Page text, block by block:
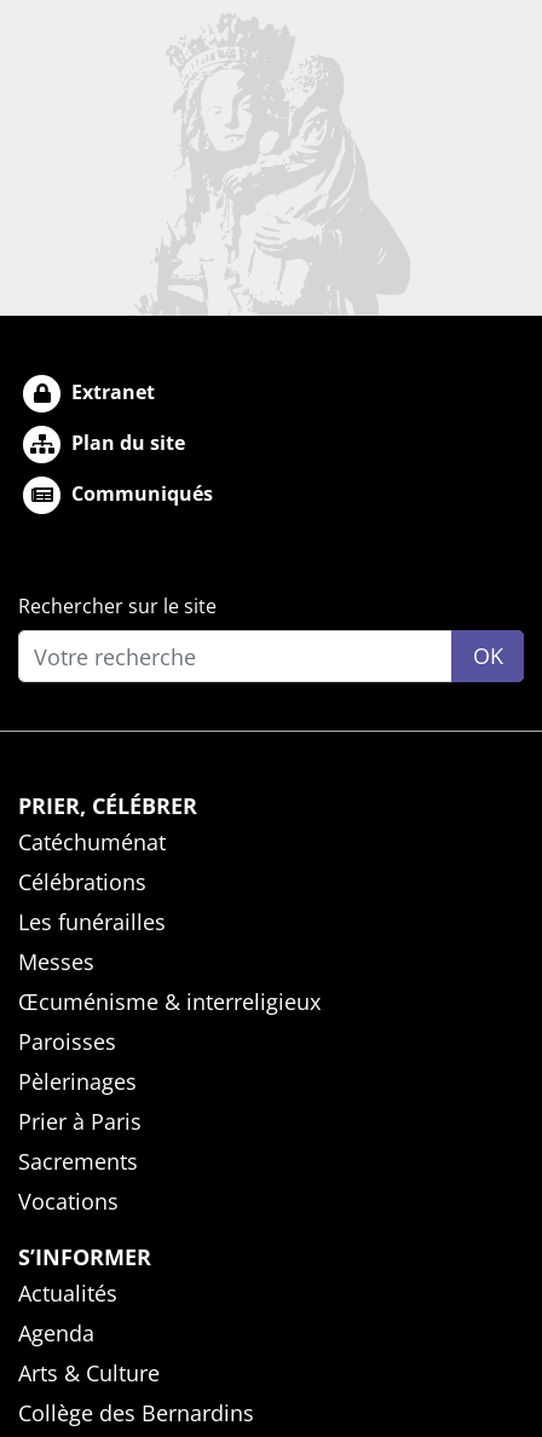
Extranet
Plan du site
Communiqués
Rechercher sur le site
OK
PRIER, CÉLÉBRER
Catéchuménat
Célébrations
Les funérailles
Messes
Œcuménisme & interreligieux
Paroisses
Pèlerinages
Prier à Paris
Sacrements
Vocations
S’INFORMER
Actualités
Agenda
Arts & Culture
Collège des Bernardins